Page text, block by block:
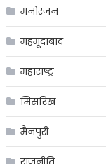
मनोरंजन
महमूदाबाद
महाराष्ट्र
मिसरिख
मैनपुरी